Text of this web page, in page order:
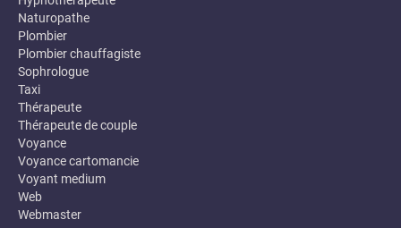
Naturopathe
Plombier
Plombier chauffagiste
Sophrologue
Taxi
Thérapeute
Thérapeute de couple
Voyance
Voyance cartomancie
Voyant medium
Web
Webmaster